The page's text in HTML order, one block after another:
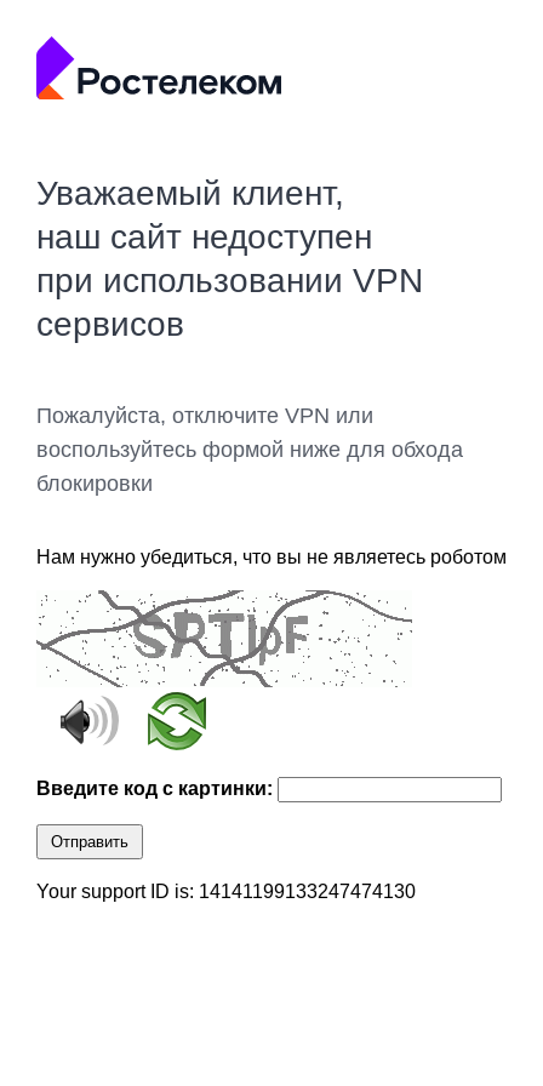
Уважаемый клиент,
наш сайт недоступен
при использовании VPN
сервисов
Пожалуйста, отключите VPN или
воспользуйтесь формой ниже для обхода
блокировки
Нам нужно убедиться, что вы не являетесь роботом
Введите код с картинки:
Отправить
Your support ID is: 14141199133247474130